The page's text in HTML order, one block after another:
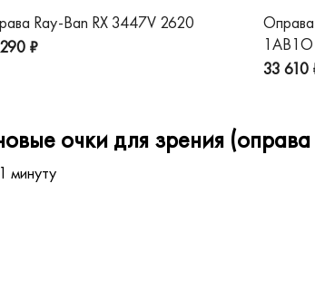
Ray-Ban RX 3447V 2620
₽
Оправа
33 610
очки для зрения
минуту